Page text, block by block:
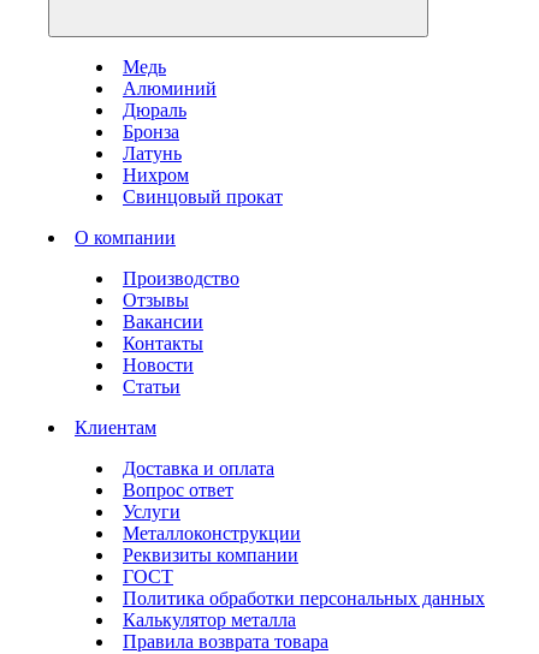
Медь
Алюминий
Дюраль
Бронза
Латунь
Нихром
Свинцовый прокат
О компании
Производство
Отзывы
Вакансии
Контакты
Новости
Статьи
Клиентам
Доставка и оплата
Вопрос ответ
Услуги
Металлоконструкции
Реквизиты компании
ГОСТ
Политика обработки персональных данных
Калькулятор металла
Правила возврата товара